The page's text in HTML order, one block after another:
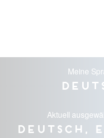
Meine
Aktuell
Deutsch,